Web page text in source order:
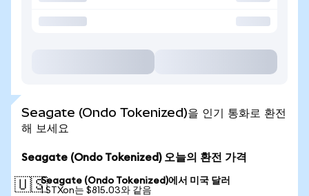
Seagate (Ondo Tokenized)을 인기 통화로 환전
해 보세요
Seagate (Ondo Tokenized) 오늘의 환전 가격
🇺🇸Seagate (Ondo Tokenized)에서 미국 달러
1 STXon는 $815.03와 같음